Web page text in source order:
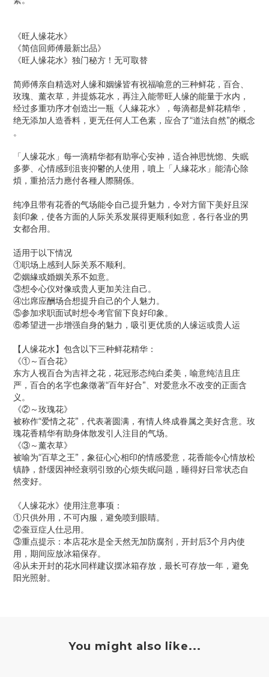
《旺人缘花水》
《简信回师傅最新岀品》
《旺人缘花水》独门秘方！无可取替
简师傅亲自精选对人缘和姻缘皆有祝福喻意的三种鲜花，百合、
玫瑰、薰衣草，并提炼花水，再注入能带旺人缘的能量于水内，
经过多重功序才创造岀一瓶《人緣花水》，每滴都是鲜花精华，
绝无添加人造香料，更无任何人工色素，应合了“道法自然”的概念
。
「人缘花水」每一滴精华都有助寧心安神，适合神思恍惚、失眠
多夢、心情感到沮丧抑鬱的人使用，噴上「人緣花水」能清心除
煩，重拾活力應付各種人際關係。
纯净且带有花香的气场能令自己提升魅力，令对方留下美好且深
刻印象，使各方面的人际关系发展得更顺利如意，各行各业的男
女都合用。
适用于以下情况
①职场上感到人际关系不顺利。
②姻緣或婚姻关系不如意。
③想令心仪对像或贵人更加关注自己。
④岀席应酬场合想提升自己的个人魅力。
⑤参加求职面试时想令考官留下良好印象。
⑥希望进一步增强自身的魅力，吸引更优质的人缘运或贵人运
【人缘花水】包含以下三种鲜花精华：
《①～百合花》
东方人视百合为吉祥之花，花冠形态纯白柔美，喻意纯洁且庄
严，百合的名字也象徵著“百年好合”、对爱意永不改变的正面含
义。
《②～玫瑰花》
被称作“爱情之花”，代表著圆满，有情人终成眷属之美好含意。玫
瑰花香精华有助身体散发引人注目的气场。
《③～薰衣草》
被喻为“百草之王”，象征心心相印的情感爱意，花香能令心情放松
镇静，舒缓因神经衰弱引致的心烦失眠问题，睡得好日常状态自
然变好。
《人缘花水》使用注意事项：
①只供外用，不可内服，避免喷到眼睛。
②蚕豆症人仕忌用。
③重点提示：本店花水是全天然无加防腐剂，开封后3个月内使
用，期间应放冰箱保存。
④从未开封的花水同样建议摆冰箱存放，最长可存放一年，避免
阳光照射。
You might also like...